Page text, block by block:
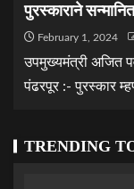
पुरस्काराने
February 1, 2024
उपमुख्यमंत्री अजित
पंढरपूर :- पुरस्कार
TRENDING